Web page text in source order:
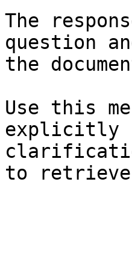
The
question
the
Use this
explicitly